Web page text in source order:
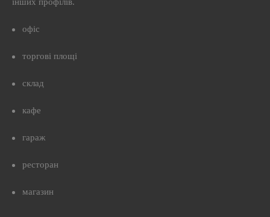
офіс
торгові площі
склад
кафе
гараж
ресторан
магазин